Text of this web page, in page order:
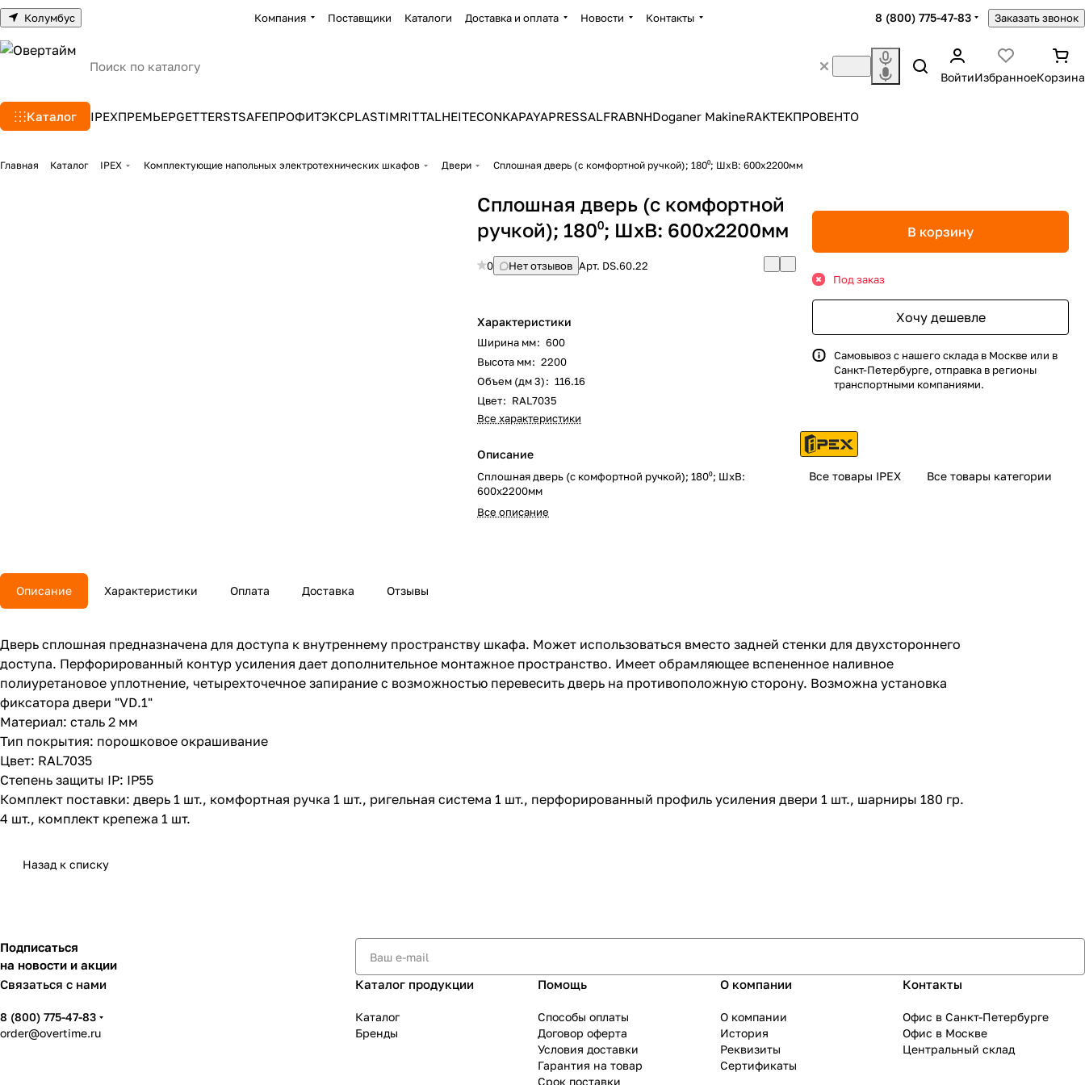
Колумбус Компания Поставщики Каталоги Доставка и оплата Новости Контакты 8 (800) 775-47-83 Заказать звонок
ВойтиИзбранноеКорзина
Каталог IPEXПРЕМЬЕРGETTERSTSAFEПРОФИТЭКСPLASTIMRITTALHEITECONKAPAYAPRESSALFRABNHDoganer MakineRAKTEKПРОВЕНТО
Главная Каталог IPEX Комплектующие напольных электротехнических шкафов Двери Сплошная дверь (с комфортной ручкой); 180⁰; ШхВ: 600х2200мм
Сплошная дверь (с комфортной
ручкой); 180⁰; ШхВ: 600х2200мм
0 Нет отзывов Арт. DS.60.22
Характеристики
Ширина мм: 600
Высота мм: 2200
Объем (дм 3): 116.16
Цвет: RAL7035
Все характеристики
Описание
Сплошная дверь (с комфортной ручкой); 180⁰; ШхВ:
600х2200мм
Все описание
В корзину
Под заказ
Хочу дешевле
Самовывоз с нашего склада в Москве или в
Санкт-Петербурге, отправка в регионы
транспортными компаниями.
Все товары IPEX Все товары категории
Описание Характеристики Оплата Доставка Отзывы
Дверь сплошная предназначена для доступа к внутреннему пространству шкафа. Может использоваться вместо задней стенки для двухстороннего
доступа. Перфорированный контур усиления дает дополнительное монтажное пространство. Имеет обрамляющее вспененное наливное
полиуретановое уплотнение, четырехточечное запирание с возможностью перевесить дверь на противоположную сторону. Возможна установка
фиксатора двери "VD.1"
Материал: сталь 2 мм
Тип покрытия: порошковое окрашивание
Цвет: RAL7035
Степень защиты IP: IP55
Комплект поставки: дверь 1 шт., комфортная ручка 1 шт., ригельная система 1 шт., перфорированный профиль уcиления двери 1 шт., шарниры 180 гр.
4 шт., комплект крепежа 1 шт.
Назад к списку
Подписаться
на новости и акции
Связаться с нами
8 (800) 775-47-83
order@overtime.ru
Каталог продукции
Каталог
Бренды
Помощь
Способы оплаты
Договор оферта
Условия доставки
Гарантия на товар
Срок поставки
О компании
О компании
История
Реквизиты
Сертификаты
Контакты
Офис в Санкт-Петербурге
Офис в Москве
Центральный склад